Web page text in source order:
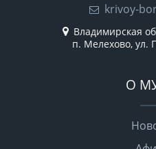
krivoy-
Владимирская
п. Мелехово, ул.
О